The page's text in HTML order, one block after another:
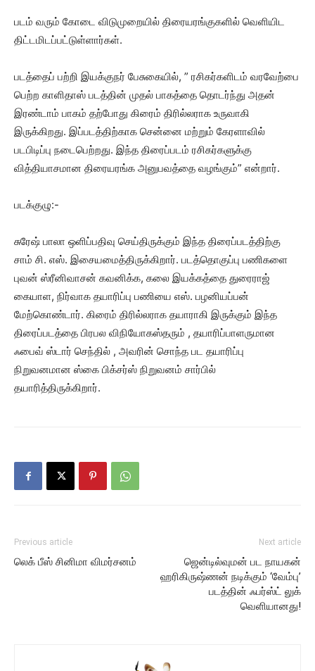
படம் வரும் கோடை விடுமுறையில் திரையரங்குகளில் வெளியிட
திட்டமிடப்பட்டுள்ளார்கள்.
படத்தைப் பற்றி இயக்குநர் பேசுகையில், ” ரசிகர்களிடம் வரவேற்பை
பெற்ற காளிதாஸ் படத்தின் முதல் பாகத்தை தொடர்ந்து அதன்
இரண்டாம் பாகம் தற்போது கிரைம் திரில்லராக உருவாகி
இருக்கிறது. இப்படத்திற்காக சென்னை மற்றும் கேரளாவில்
படபிடிப்பு நடைபெற்றது. இந்த திரைப்படம் ரசிகர்களுக்கு
வித்தியாசமான திரையரங்க அனுபவத்தை வழங்கும்” என்றார்.
படக்குழு:-
சுரேஷ் பாலா ஒளிப்பதிவு செய்திருக்கும் இந்த திரைப்படத்திற்கு
சாம் சி. எஸ். இசையமைத்திருக்கிறார். படத்தொகுப்பு பணிகளை
புவன் ஸ்ரீனிவாசன் கவனிக்க, கலை இயக்கத்தை துரைராஜ்
கையாள, நிர்வாக தயாரிப்பு பணியை எஸ். பழனியப்பன்
மேற்கொண்டார். கிரைம் திரில்லராக தயாராகி இருக்கும் இந்த
திரைப்படத்தை பிரபல விநியோகஸ்தரும் , தயாரிப்பாளருமான
ஃபைவ் ஸ்டார் செந்தில் , அவரின் சொந்த பட தயாரிப்பு
நிறுவனமான ஸ்கை பிக்சர்ஸ் நிறுவனம் சார்பில்
தயாரித்திருக்கிறார்.
Previous article
லெக் பீஸ் சினிமா விமர்சனம்
Next article
ஜென்டில்வுமன் பட நாயகன்
ஹரிகிருஷ்ணன் நடிக்கும் ‘வேம்பு’
படத்தின் ஃபர்ஸ்ட் லுக்
வெளியானது!